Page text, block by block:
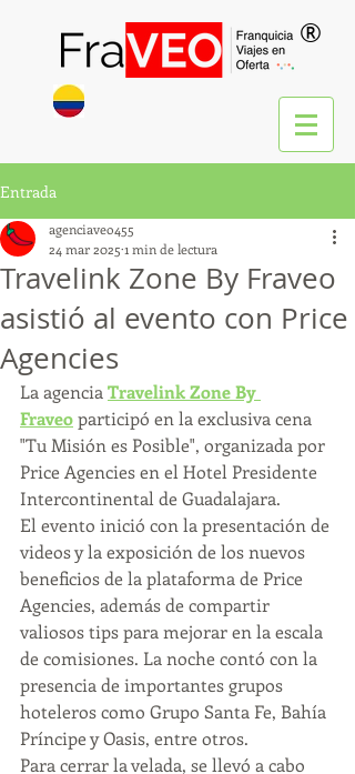
®
Entrada
Travelink Zone By Fraveo
asistió al evento con Price
Agencies
agenciaveo455
24 mar 2025 1 min de lectura
La agencia Travelink Zone By
Fraveo participó en la exclusiva cena
"Tu Misión es Posible", organizada por
Price Agencies en el Hotel Presidente
Intercontinental de Guadalajara.
El evento inició con la presentación de
videos y la exposición de los nuevos
beneficios de la plataforma de Price
Agencies, además de compartir
valiosos tips para mejorar en la escala
de comisiones. La noche contó con la
presencia de importantes grupos
hoteleros como Grupo Santa Fe, Bahía
Príncipe y Oasis, entre otros.
Para cerrar la velada, se llevó a cabo